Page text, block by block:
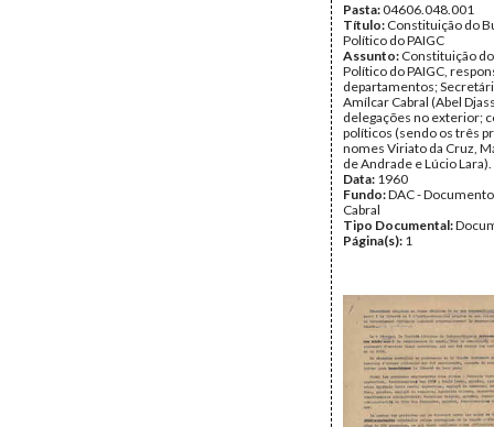
Pasta:04606.048.001
Título: Constituição do
Político do PAIGC
Assunto: Constituição
Político do PAIGC,
departamentos;
Amílcar Cabral (Abel
delegações no exterior;
políticos (sendo os três
nomes Viriato da Cruz,
de Andrade e Lúcio Lara).
Data: 1960
Fundo:DAC -
Cabral
Tipo Documental:
Página(s): 1